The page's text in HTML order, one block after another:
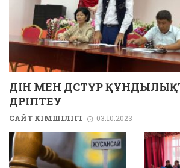
ДІН МЕН ДӘСТҮР
ДӘРІПТЕУ
САЙТ ӘКІМШІЛІГІ 03.10.2023